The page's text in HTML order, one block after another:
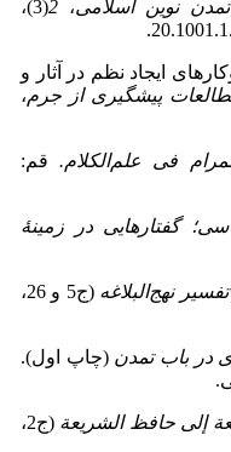
نوین اسلامی، 2
(3)،
بررسی سازوکارهای ایجاد نظم در آثار و
پیشگیری از جرم،
فی علمالکلام.قم:
گفتارهایی در زمینۀ
نهجالبلاغه
(ج5 و 26،
در باب تمدن(چاپ اول).
إلى حافظ الشریعة
(ج2،